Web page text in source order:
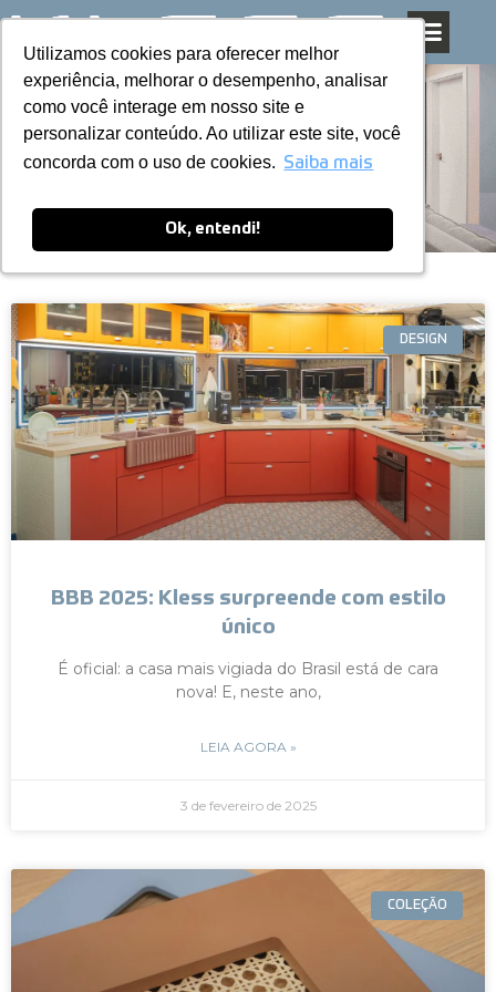
Utilizamos cookies para oferecer melhor
experiência, melhorar o desempenho, analisar
como você interage em nosso site e
personalizar conteúdo. Ao utilizar este site, você
concorda com o uso de cookies. Saiba mais
Ok, entendi!
Utilizamos cookies para oferecer melhor
experiência, melhorar o desempenho, analisar
como você interage em nosso site e
personalizar conteúdo. Ao utilizar este site, você
concorda com o uso de cookies. Saiba mais
Ok, entendi!
Pular
para
o
conteúdo
Blog
DESIGN
BBB 2025: Kless surpreende com estilo
único
É oficial: a casa mais vigiada do Brasil está de cara
nova! E, neste ano,
LEIA AGORA »
3 de fevereiro de 2025
COLEÇÃO